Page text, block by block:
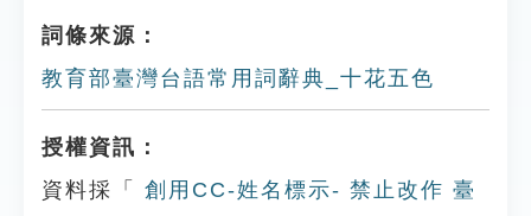
詞條來源：
教育部臺灣台語常用詞辭典_十花五色
授權資訊：
資料採「
創用CC-姓名標示- 禁止改作 臺